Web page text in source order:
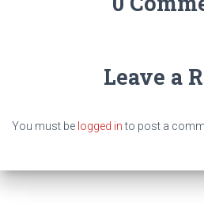
Leave a
You must be logged into post a